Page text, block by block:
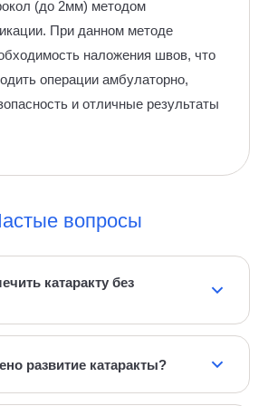
(до 2мм) методом
При данном методе
наложения швов, что
операции амбулаторно,
и отличные результаты
вопросы
катаракту без
восстановления прозрачности
Единственный метод —
развитие катаракты?